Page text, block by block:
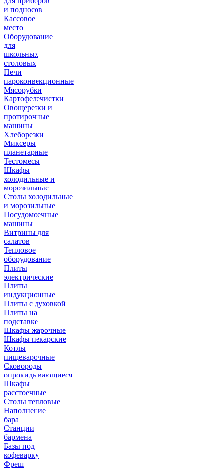
и подносов
Кассовое
место
Оборудование
для
школьных
столовых
Печи
пароконвекционные
Мясорубки
Картофелечистки
Овощерезки и
протирочные
машины
Хлеборезки
Миксеры
планетарные
Тестомесы
Шкафы
холодильные и
морозильные
Столы холодильные
и морозильные
Посудомоечные
машины
Витрины для
салатов
Тепловое
оборудование
Плиты
электрические
Плиты
индукционные
Плиты с духовкой
Плиты на
подставке
Шкафы жарочные
Шкафы пекарские
Котлы
пищеварочные
Сковороды
опрокидывающиеся
Шкафы
расстоечные
Столы тепловые
Наполнение
бара
Станции
бармена
Базы под
кофеварку
Фреш